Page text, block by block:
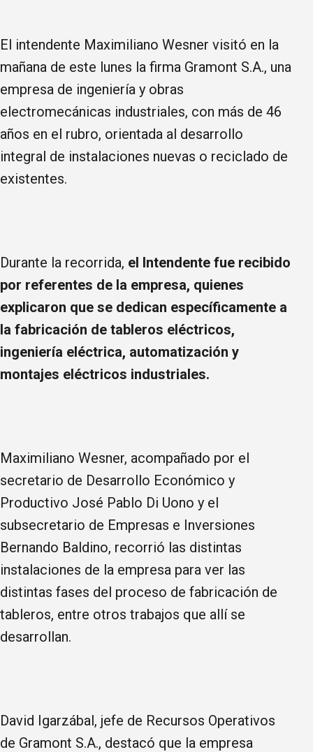
El intendente Maximiliano Wesner visitó en la
mañana de este lunes la firma Gramont S.A., una
empresa de ingeniería y obras
electromecánicas industriales, con más de 46
años en el rubro, orientada al desarrollo
integral de instalaciones nuevas o reciclado de
existentes.
Durante la recorrida, el Intendente fue recibido
por referentes de la empresa, quienes
explicaron que se dedican específicamente a
la fabricación de tableros eléctricos,
ingeniería eléctrica, automatización y
montajes eléctricos industriales.
Maximiliano Wesner, acompañado por el
secretario de Desarrollo Económico y
Productivo José Pablo Di Uono y el
subsecretario de Empresas e Inversiones
Bernando Baldino, recorrió las distintas
instalaciones de la empresa para ver las
distintas fases del proceso de fabricación de
tableros, entre otros trabajos que allí se
desarrollan.
David Igarzábal, jefe de Recursos Operativos
de Gramont S.A., destacó que la empresa